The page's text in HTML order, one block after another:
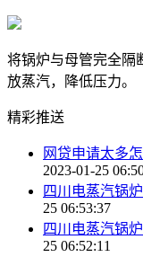
将锅炉与母管完全隔
放蒸汽，降低压力。
精彩推送
网贷申请太多
2023-01-25
四川电蒸汽锅
25 06:53:37
四川电蒸汽锅
25 06:52:11